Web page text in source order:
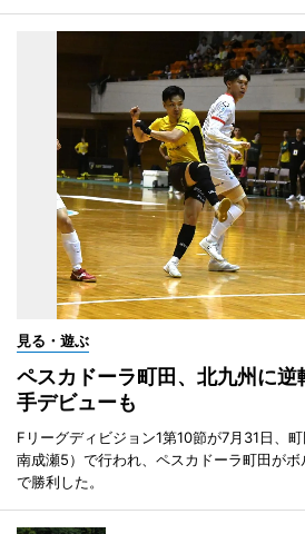
見る・遊ぶ
ペスカドーラ町田、北九州に
手デビューも
Fリーグディビジョン1第10節が7月31日、
南成瀬5）で行われ、ペスカドーラ町田が
で勝利した。